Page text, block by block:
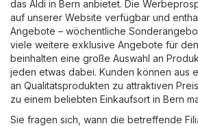
das Aldi in Bern anbietet. Die
auf unserer Website verfügbar und
Angebote – wöchentliche
viele weitere exklusive Angebote für
beinhalten eine große Auswahl an
jeden etwas dabei. Kunden können aus
an Qualitätsprodukten zu attraktiven
zu einem beliebten Einkaufsort in Bern
Sie fragen sich, wann die betreffende